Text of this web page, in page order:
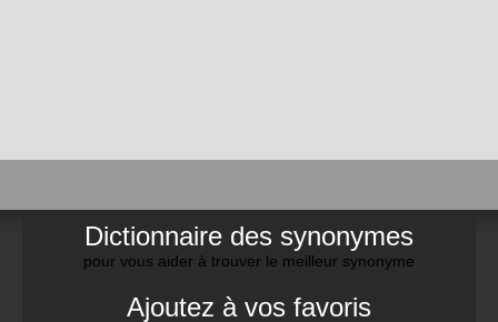
Dictionnaire des synonymes
pour vous aider à trouver le meilleur synonyme
Ajoutez à vos favoris